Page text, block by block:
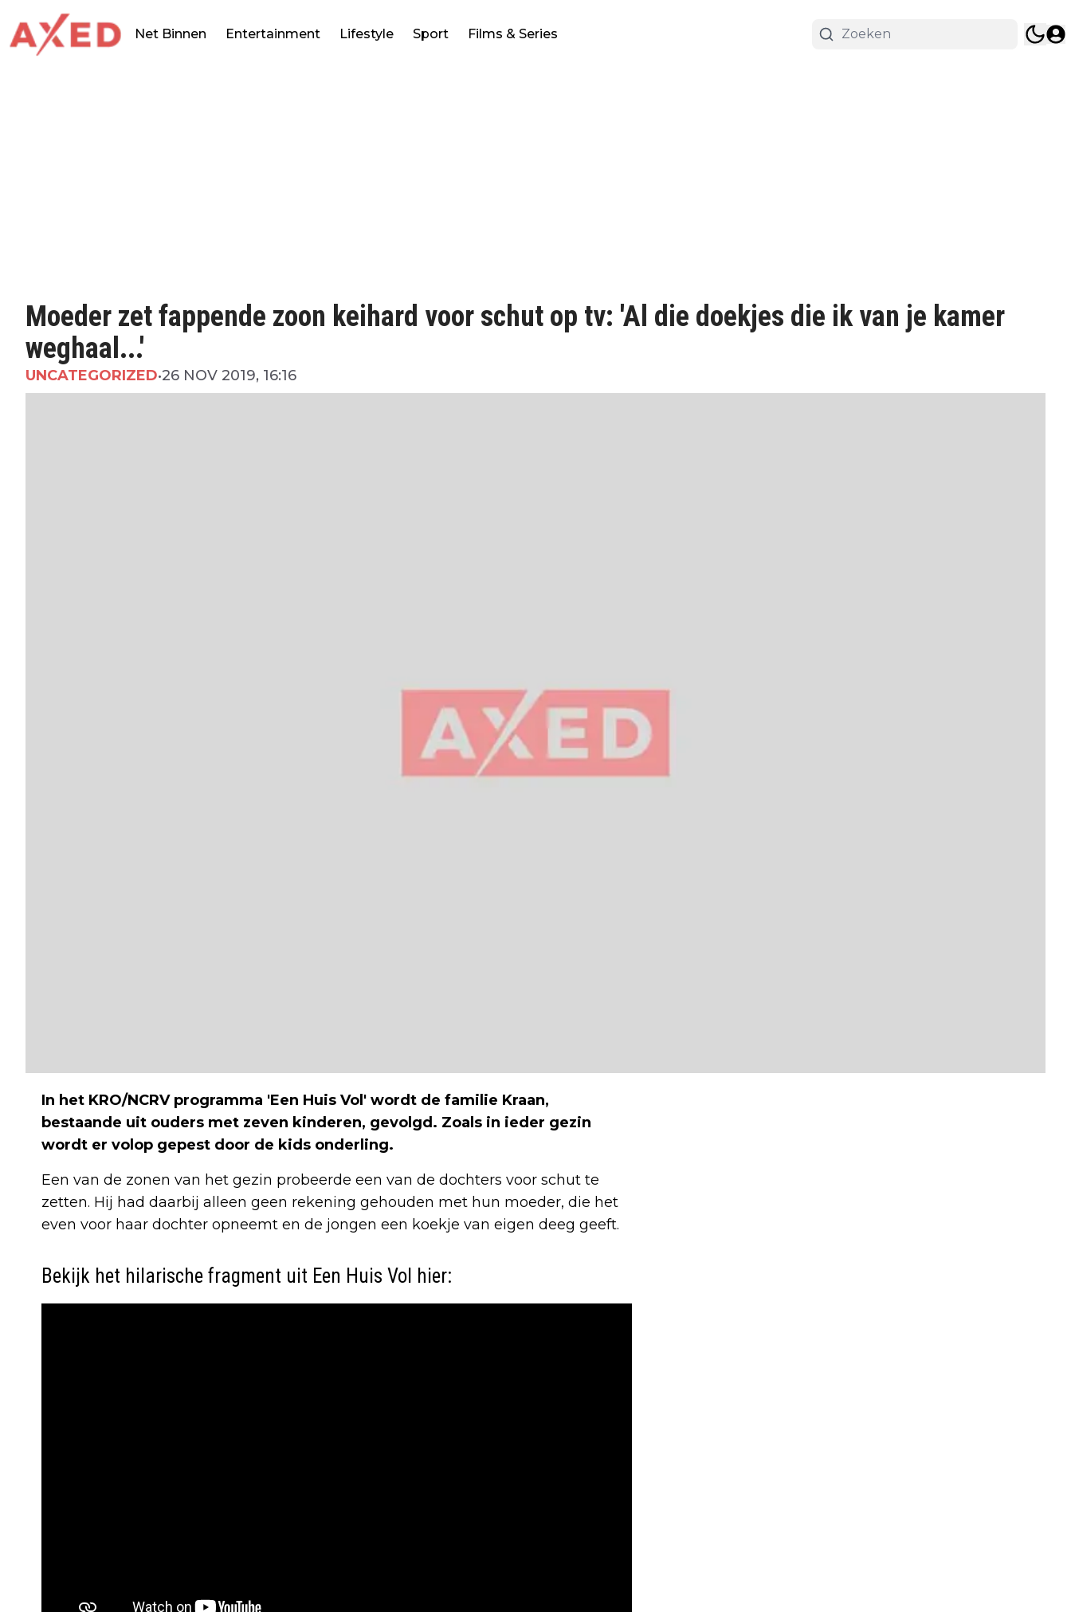
Net Binnen Entertainment Lifestyle Sport Films & Series
Moeder zet fappende zoon keihard voor schut op tv: 'Al die doekjes die ik van je kamer
weghaal...'
UNCATEGORIZED•26 NOV 2019, 16:16
In het KRO/NCRV programma 'Een Huis Vol' wordt de familie Kraan,
bestaande uit ouders met zeven kinderen, gevolgd. Zoals in ieder gezin
wordt er volop gepest door de kids onderling.
Een van de zonen van het gezin probeerde een van de dochters voor schut te
zetten. Hij had daarbij alleen geen rekening gehouden met hun moeder, die het
even voor haar dochter opneemt en de jongen een koekje van eigen deeg geeft.
Bekijk het hilarische fragment uit Een Huis Vol hier: